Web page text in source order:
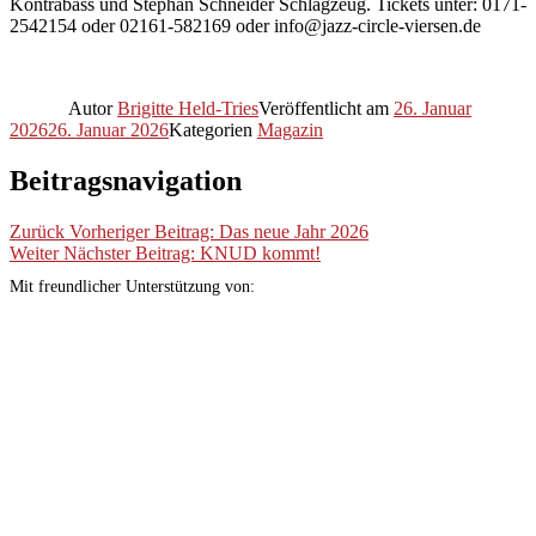
2542154 oder 02161-582169 oder info@jazz-circle-viersen.de
AutorBrigitte Held-TriesVeröffentlicht am 26. Januar
202626. Januar 2026Kategorien Magazin
Beitragsnavigation
Zurück Vorheriger Beitrag: Das neue Jahr 2026
Weiter Nächster Beitrag: KNUD kommt!
Mit freundlicher Unterstützung von: